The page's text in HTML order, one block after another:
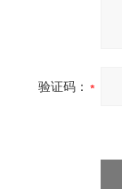
验证码：